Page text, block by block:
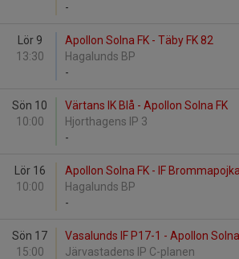
-
Lör 9
13:30
Apollon Solna FK - Täby FK 82
Hagalunds BP
-
Sön 10
10:00
Värtans IK Blå - Apollon Solna FK
Hjorthagens IP 3
-
Lör 16
10:00
Apollon Solna FK - IF
Hagalunds BP
-
Sön 17
15:00
Vasalunds IF P17-1 - Apollon
Järvastadens IP C-planen